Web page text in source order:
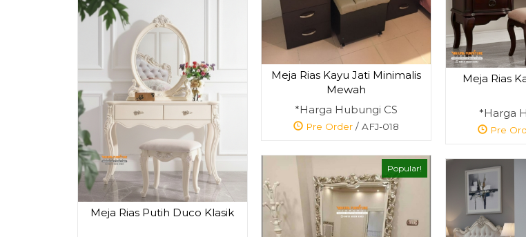
Meja Rias Kayu Jati Minimalis
Mewah
*Harga Hubungi CS
Pre Order/ AFJ-018
Meja Rias
*Harga
Pre
Meja Rias Putih Duco Klasik
Popular!